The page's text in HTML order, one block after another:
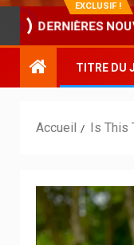
EXCLUSIF !
DERNIÈRES
progressive et
TITRE DU
Accueil Is This